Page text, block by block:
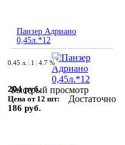
Панзер Адриано
0,45л.*12
Быстрый просмотр
0.45 л. 1 4.7 %
204 руб.
Цена от 12 шт:
186 руб.
Достаточно